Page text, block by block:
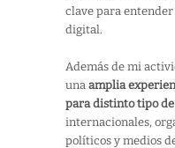
clave para
digital.
Además de mi
una amplia
para distinto tipo
internacionales,
políticos y medios